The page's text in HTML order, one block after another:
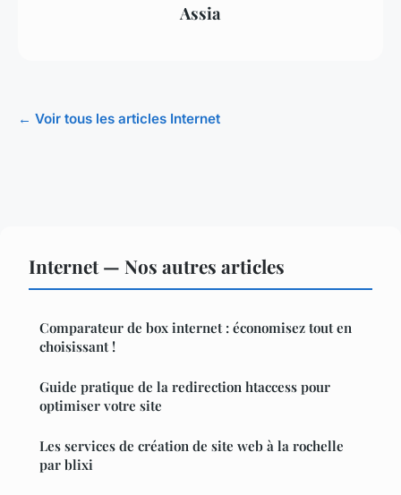
Assia
← Voir tous les articles Internet
Internet — Nos autres articles
Comparateur de box internet : économisez tout en
choisissant !
Guide pratique de la redirection htaccess pour
optimiser votre site
Les services de création de site web à la rochelle
par blixi